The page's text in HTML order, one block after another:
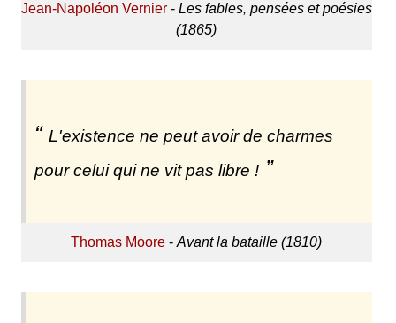
Jean-Napoléon Vernier- Les fables, pensées et poésies
(1865)
L'existence ne peut avoir de charmes
pour celui qui ne vit pas libre !
Thomas Moore -Avant la bataille (1810)